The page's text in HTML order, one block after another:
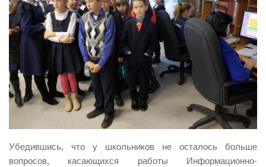
Убедившись, что у школьников не осталось больше
вопросов, касающихся работы Информационно-